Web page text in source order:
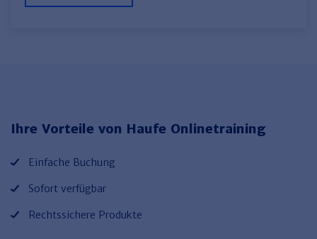
Ihre Vorteile von Haufe Onlinetraining
Einfache Buchung
Sofort verfügbar
Rechtssichere Produkte